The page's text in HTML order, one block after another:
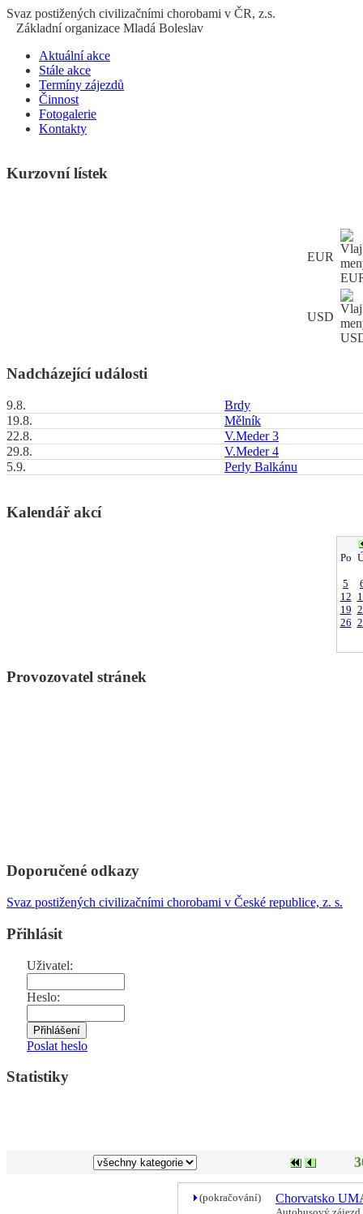
Svaz postižených civilizačními chorobami v ČR, z.s.
Základní organizace Mladá Boleslav
Aktuální akce
Stále akce
Termíny zájezdů
Činnost
Fotogalerie
Kontakty
Kurzovní lístek
EUR
USD
Nadcházející události
9.8.
Brdy
19.8.
Mělník
22.8.
V.Meder 3
29.8.
V.Meder 4
5.9.
Perly Balkánu
Kalendář akcí
Po
5
12
19
26
Provozovatel stránek
Doporučené odkazy
Svaz postižených civilizačními chorobami v České republice, z. s.
Přihlásit
Uživatel:
Heslo:
Poslat heslo
Statistiky
(pokračování) Chorvatsko